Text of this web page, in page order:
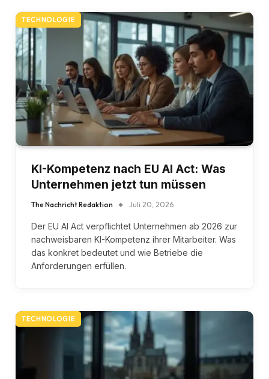
TECHNOLOGIE
KI-Kompetenz nach EU AI Act: Was
Unternehmen jetzt tun müssen
The Nachricht Redaktion Juli 20, 2026
Der EU AI Act verpflichtet Unternehmen ab 2026 zur
nachweisbaren KI-Kompetenz ihrer Mitarbeiter. Was
das konkret bedeutet und wie Betriebe die
Anforderungen erfüllen.
TECHNOLOGIE